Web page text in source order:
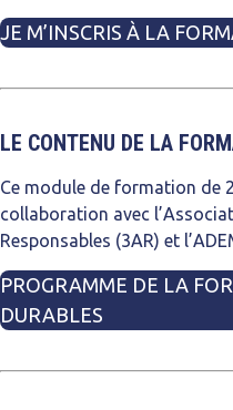
JE M’INSCRIS À LA
LE CONTENU DE LA
Ce module de formation de
collaboration avec
Responsables (3AR) et
PROGRAMME DE LA
DURABLES